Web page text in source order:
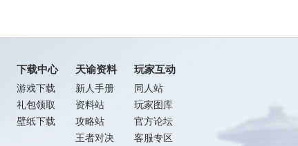
下载中心
游戏下载
礼包领取
壁纸下载
天谕资料
新人手册
资料站
攻略站
王者对决
玩家互动
同人站
玩家图库
官方论坛
客服专区